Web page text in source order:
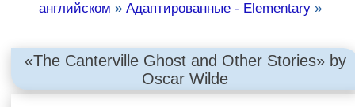
английском »Адаптированные - Elementary »
«The Canterville Ghost and Other Stories» by
Oscar Wilde